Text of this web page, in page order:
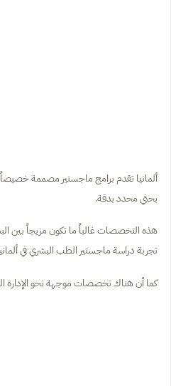
ألمانيا تقدم برامج ماجستير مصممة خصيصاً
بحثي محدد بدقة.
هذه التخصصات غالباً ما تكون مزيجاً بين
تجربة دراسة ماجستير الطب البشري في
كما أن هناك تخصصات موجهة نحو الإدارة